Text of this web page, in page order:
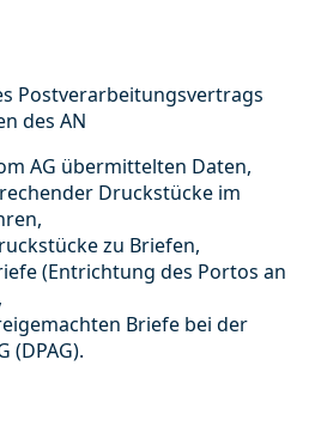
Postverarbeitungsvertrags
des AN
AG übermittelten Daten,
Druckstücke im
zu Briefen,
(Entrichtung des Portos an
Briefe bei der
(DPAG).